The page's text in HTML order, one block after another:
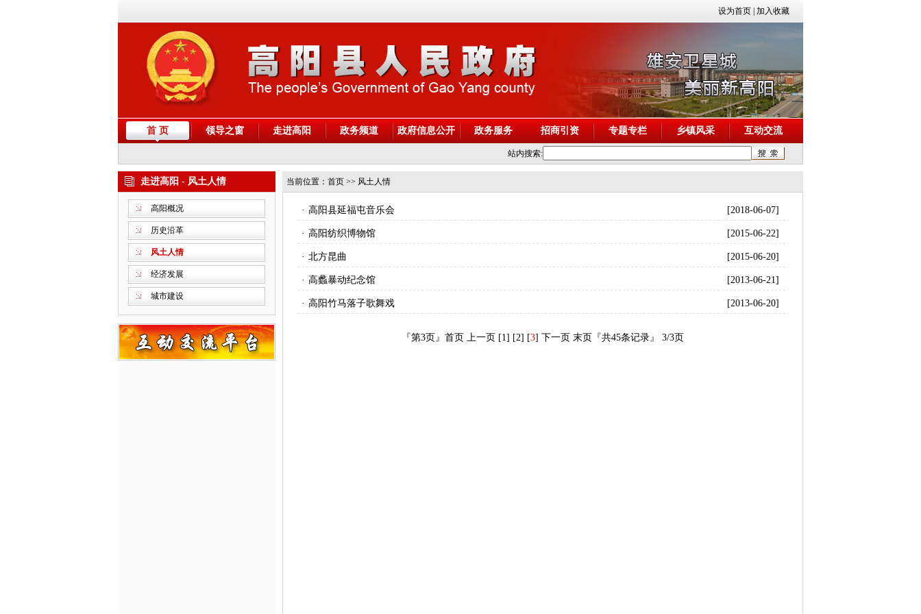
设为首页 加入收藏
首 页 领导之窗 走进高阳 政务频道 政府信息公开 政务服务 招商引资 专题专栏 乡镇风采 互动交流
站内搜索:
走进高阳 - 风土人情
高阳概况
历史沿革
风土人情
经济发展
城市建设
当前位置： 首页 >> 风土人情
· 高阳县延福屯音乐会 [2018-06-07]
· 高阳纺织博物馆 [2015-06-22]
· 北方昆曲 [2015-06-20]
· 高蠡暴动纪念馆 [2013-06-21]
· 高阳竹马落子歌舞戏 [2013-06-20]
『第3页』 首页 上一页 [1] [2] [3] 下一页 末页『共45条记录』 3/3页